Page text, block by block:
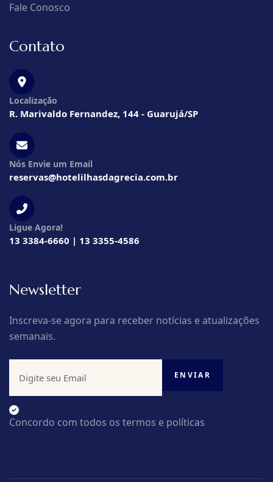
Fale Conosco
Contato
Localização
R. Marivaldo Fernandez, 144 - Guarujá/SP
Nós Envie um Email
reservas@hotelilhasdagrecia.com.br
Ligue Agora!
13 3384-6660 | 13 3355-4586
Newsletter
Inscreva-se agora para receber notícias e atualizações
semanais.
Concordo com todos os termos e políticas